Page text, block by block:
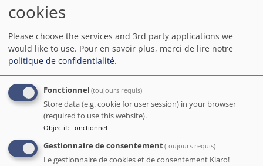
Tigzy( Suisse )
5/5
Nous avons récemment séjourné à l'Hôtel Hesperia
Barcelona Barri Gòtic à Barcelone et nous avons été très
satisfaits de notre expérience. L'hôtel est très bien situé,
en plein centre-ville et les chambres étaient impeccables
et très confortables. L'accueil a été adorable, grâce à Anna.
cookies
Please choose the services and 3rd party applications we
would like to use. Pour en savoir plus, merci de lire notre
politique de confidentialité.
Fonctionnel (toujours requis)
Store data (e.g. cookie for user session) in your browser
(required to use this website).
Objectif: Fonctionnel
Gestionnaire de consentement(toujours requis)
Le gestionnaire de cookies et de consentement Klaro!